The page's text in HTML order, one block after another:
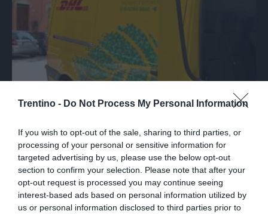
Trentino - Do Not Process My Personal Information
If you wish to opt-out of the sale, sharing to third parties, or
processing of your personal or sensitive information for
targeted advertising by us, please use the below opt-out
section to confirm your selection. Please note that after your
opt-out request is processed you may continue seeing
interest-based ads based on personal information utilized by
us or personal information disclosed to third parties prior to
SPETTACOLO
volume nella strada dove abitava